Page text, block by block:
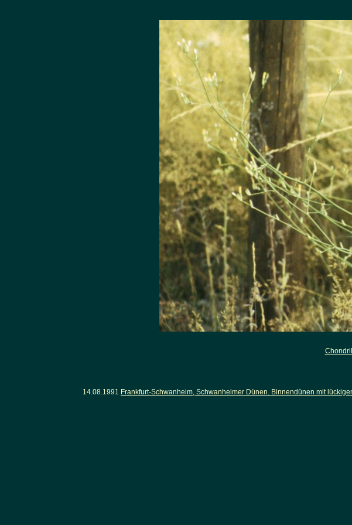
14.08.1991 Frankfurt-Schwanheim, Schwanheimer Dünen. Binnendünen mit